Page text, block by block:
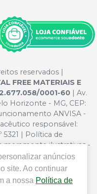
reservados |
FREE MATERIAIS E
0001-60
| Av.
Horizonte - MG, CEP:
ANVISA -
responsável:
5321 | Política de
meramente ilustrativas -
estão sujeitos a
de preços no site, o
Não vendemos
o direito de não
anúncios
site. Ao continuar
a nossa Política de